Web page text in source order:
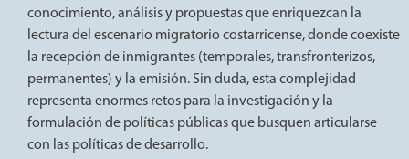
conocimiento, análisis y propuestas que enriquezcan la
lectura del escenario migratorio costarricense, donde coexiste
la recepción de inmigrantes (temporales, transfronterizos,
permanentes) y la emisión. Sin duda, esta complejidad
representa enormes retos para la investigación y la
formulación de políticas públicas que busquen articularse
con las políticas de desarrollo.